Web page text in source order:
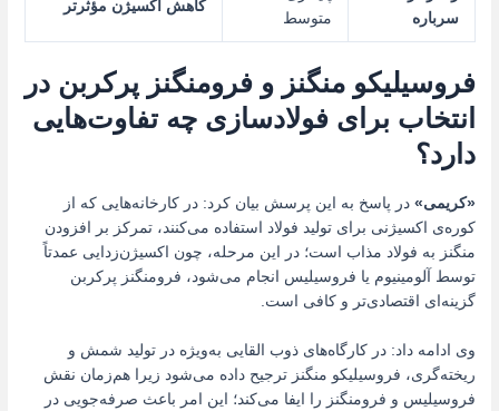
سرباره
متوسط
کاهش اکسیژن مؤثرتر
فروسیلیکو منگنز و فرومنگنز پرکربن در
انتخاب برای فولادسازی چه تفاوت‌هایی
دارد؟
«کریمی» در پاسخ به این پرسش بیان کرد: در کارخانه‌هایی که از
کوره‌ی اکسیژنی برای تولید فولاد استفاده می‌کنند، تمرکز بر افزودن
منگنز به فولاد مذاب است؛ در این مرحله، چون اکسیژن‌زدایی عمدتاً
توسط آلومینیوم یا فروسیلیس انجام می‌شود، فرومنگنز پرکربن
گزینه‌ای اقتصادی‌تر و کافی است.
وی ادامه داد: در کارگاه‌های ذوب القایی به‌ویژه در تولید شمش و
ریخته‌گری، فروسیلیکو منگنز ترجیح داده می‌شود زیرا هم‌زمان نقش
فروسیلیس و فرومنگنز را ایفا می‌کند؛ این امر باعث صرفه‌جویی در